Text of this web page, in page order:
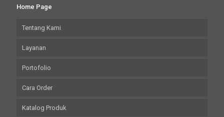
Home Page
Tentang Kami
Layanan
Portofolio
Cara Order
Katalog Produk